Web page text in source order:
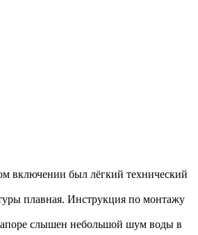
включении был лёгкий технический
плавная. Инструкция по монтажу
слышен небольшой шум воды в